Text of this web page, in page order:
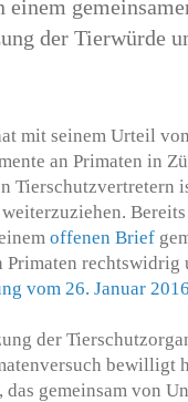
der Tierwürde
mit seinem Urteil
an Primaten in
Tierschutzvertretern
offenen Brief
rechtswidrig
vom 26. Januar 2016
der
bewilligt
gemeinsam von